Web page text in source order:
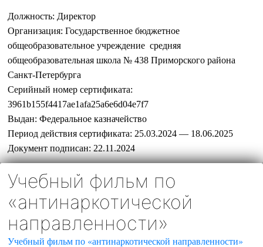
Должность: Директор
Организация: Государственное бюджетное
общеобразовательное учреждение средняя
общеобразовательная школа № 438 Приморского района
Санкт-Петербурга
Серийный номер сертификата:
3961b155f4417ae1afa25a6e6d04e7f7
Выдан: Федеральное казначейство
Период действия сертификата: 25.03.2024 — 18.06.2025
Документ подписан: 22.11.2024
Учебный фильм по
«антинаркотической
направленности»
Учебный фильм по «антинаркотической направленности»